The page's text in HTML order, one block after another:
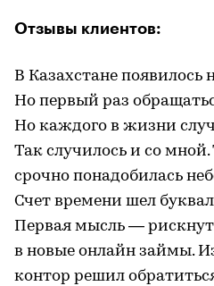
Отзывы клиентов:
В Казахстане
Но первый раз
Но каждого в жизни
Так случилось и со мной.
срочно понадобилась
Счет времени шел
Первая мысль —
в новые онлайн займы.
контор решил